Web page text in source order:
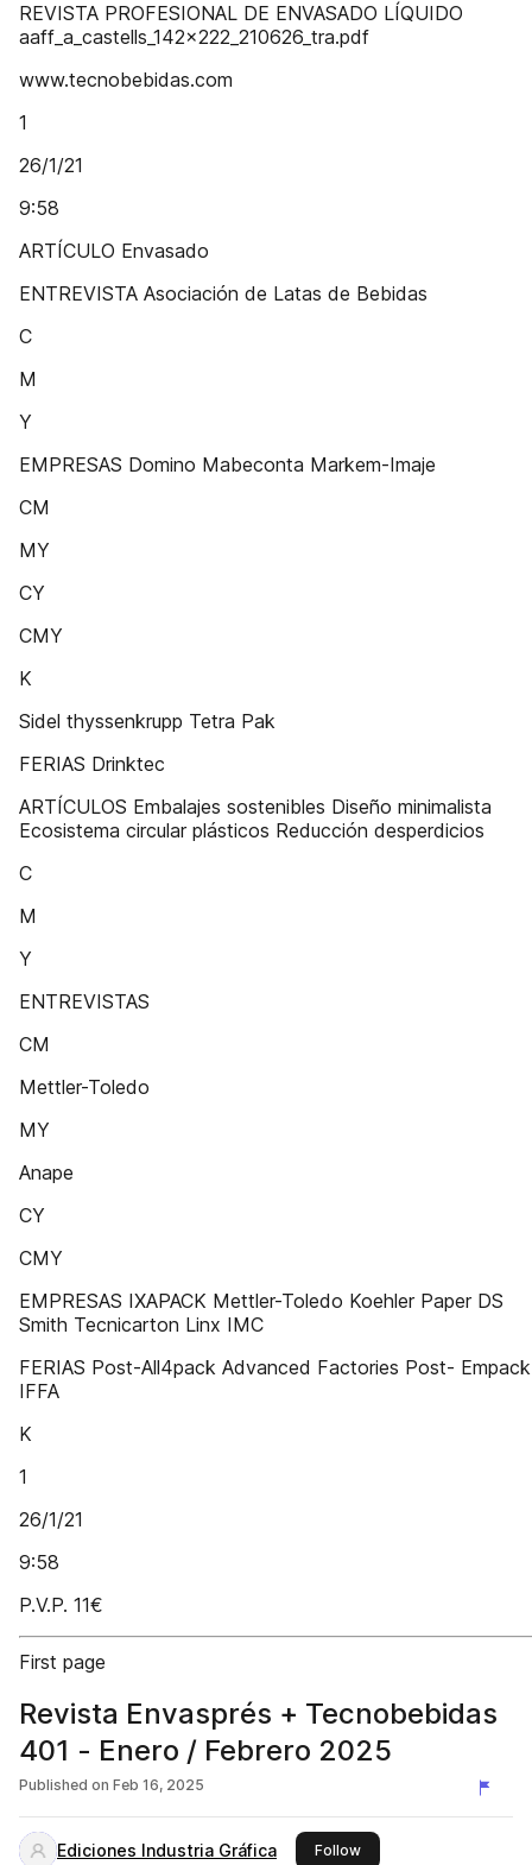
REVISTA PROFESIONAL DE ENVASADO LÍQUIDO
aaff_a_castells_142x222_210626_tra.pdf
www.tecnobebidas.com
1
26/1/21
9:58
ARTÍCULO Envasado
ENTREVISTA Asociación de Latas de Bebidas
C
M
Y
EMPRESAS Domino Mabeconta Markem-Imaje
CM
MY
CY
CMY
K
Sidel thyssenkrupp Tetra Pak
FERIAS Drinktec
ARTÍCULOS Embalajes sostenibles Diseño minimalista
Ecosistema circular plásticos Reducción desperdicios
C
M
Y
ENTREVISTAS
CM
Mettler-Toledo
MY
Anape
CY
CMY
EMPRESAS IXAPACK Mettler-Toledo Koehler Paper DS
Smith Tecnicarton Linx IMC
FERIAS Post-All4pack Advanced Factories Post- Empack
IFFA
K
1
26/1/21
9:58
P.V.P. 11€
First page
Revista Envasprés + Tecnobebidas
401 - Enero / Febrero 2025
Published on Feb 16, 2025
Ediciones Industria Gráfica Followthis publisher